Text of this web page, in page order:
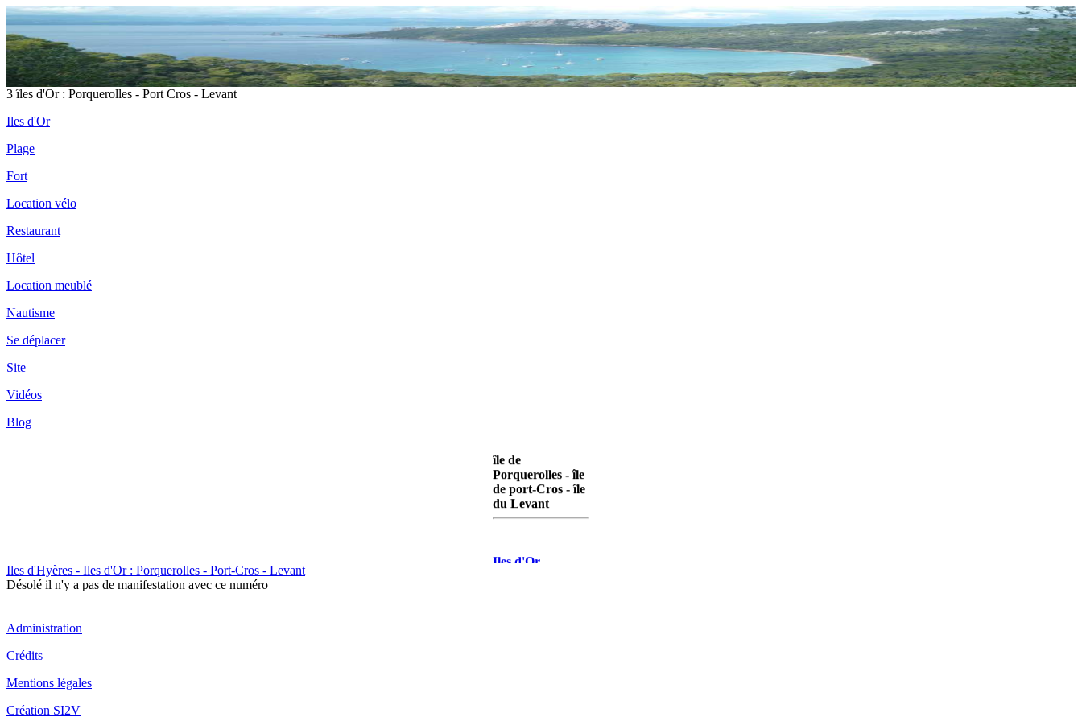
3 îles d'Or : Porquerolles - Port Cros - Levant
Iles d'Or
Plage
Fort
Location vélo
Restaurant
Hôtel
Location meublé
Nautisme
Se déplacer
Site
Vidéos
Blog
île de
Porquerolles - île
de port-Cros - île
du Levant
Iles d'Or
Iles d'Hyères - Iles d'Or : Porquerolles - Port-Cros - Levant
Désolé il n'y a pas de manifestation avec ce numéro
Administration
Crédits
Mentions légales
Création SI2V